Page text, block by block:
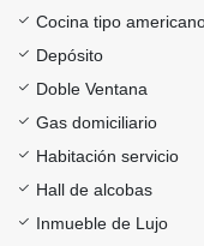
Cocina tipo
Depósito
Doble Ventana
Gas domiciliario
Habitación servicio
Hall de alcobas
Inmueble de Lujo